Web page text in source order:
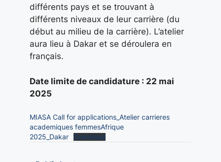
différents pays et se trouvant à
différents niveaux de leur carrière (du
début au milieu de la carrière). L’atelier
aura lieu à Dakar et se déroulera en
français.
Date limite de candidature : 22 mai
2025
MIASA Call for applications_Atelier carrieres
academiques femmesAfrique
2025_Dakar
Download